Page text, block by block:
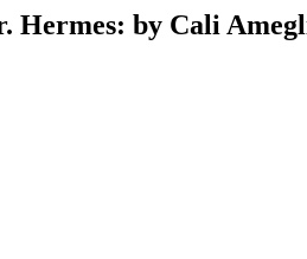
Hermes: by Cali